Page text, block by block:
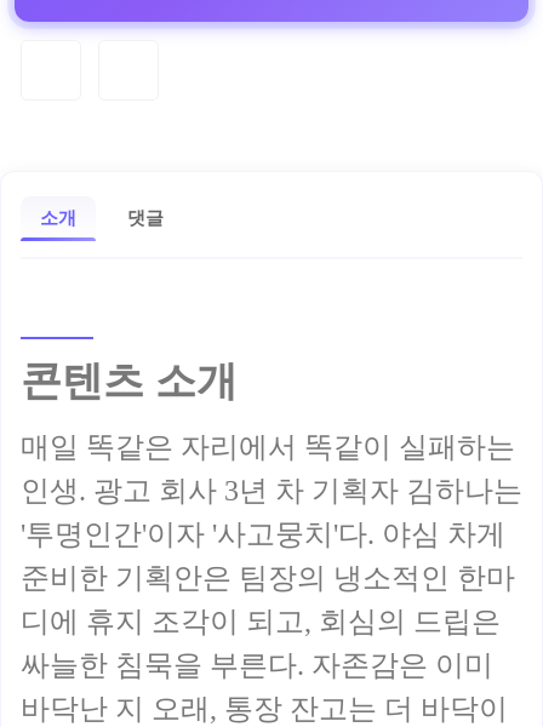
소개 댓글
콘텐츠 소개
매일 똑같은 자리에서 똑같이 실패하는
인생. 광고 회사 3년 차 기획자 김하나는
'투명인간'이자 '사고뭉치'다. 야심 차게
준비한 기획안은 팀장의 냉소적인 한마
디에 휴지 조각이 되고, 회심의 드립은
싸늘한 침묵을 부른다. 자존감은 이미
바닥난 지 오래, 통장 잔고는 더 바닥이